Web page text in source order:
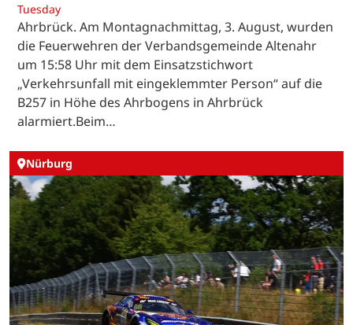
Tuesday
Ahrbrück. Am Montagnachmittag, 3. August, wurden
die Feuerwehren der Verbandsgemeinde Altenahr
um 15:58 Uhr mit dem Einsatzstichwort
„Verkehrsunfall mit eingeklemmter Person“ auf die
B257 in Höhe des Ahrbogens in Ahrbrück
alarmiert.Beim…
Nürburg